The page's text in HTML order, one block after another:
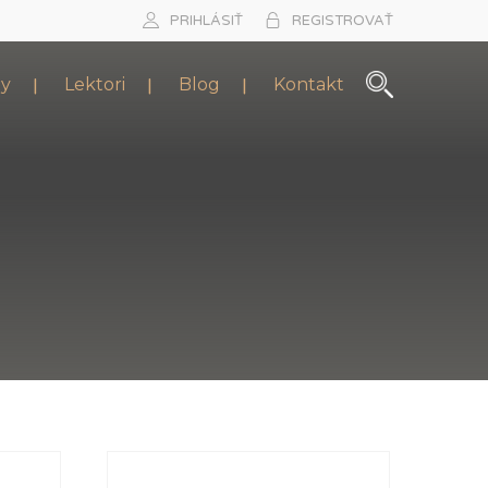
REGISTROVAŤ
PRIHLÁSIŤ
Lektori Blog Kontakt